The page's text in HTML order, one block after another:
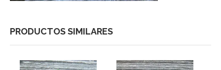
PRODUCTOS SIMILARES